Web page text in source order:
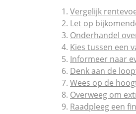
Vergelijk
Let op
Onderhandel
Kies tussen een
Informeer naar
Denk aan de
Wees op de
Overweeg om
Raadpleeg een